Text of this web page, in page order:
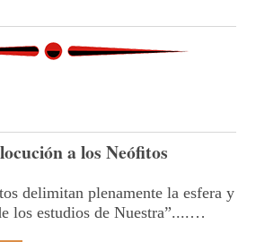
a los Neófitos
delimitan plenamente la esfera y
los estudios de Nuestra”....…